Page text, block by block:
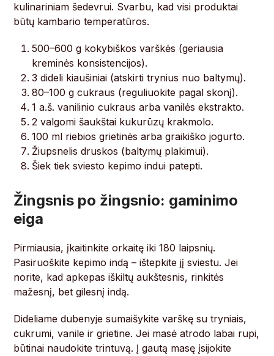
kulinariniam šedevrui. Svarbu, kad visi produktai
būtų kambario temperatūros.
500–600 g kokybiškos varškės (geriausia
kreminės konsistencijos).
3 dideli kiaušiniai (atskirti trynius nuo baltymų).
80–100 g cukraus (reguliuokite pagal skonį).
1 a.š. vanilinio cukraus arba vanilės ekstrakto.
2 valgomi šaukštai kukurūzų krakmolo.
100 ml riebios grietinės arba graikiško jogurto.
Žiupsnelis druskos (baltymų plakimui).
Šiek tiek sviesto kepimo indui patepti.
Žingsnis po žingsnio: gaminimo
eiga
Pirmiausia, įkaitinkite orkaitę iki 180 laipsnių.
Pasiruoškite kepimo indą – ištepkite jį sviestu. Jei
norite, kad apkepas iškiltų aukštesnis, rinkitės
mažesnį, bet gilesnį indą.
Dideliame dubenyje sumaišykite varškę su tryniais,
cukrumi, vanile ir grietine. Jei masė atrodo labai rupi,
būtinai naudokite trintuvą. Į gautą masę įsijokite